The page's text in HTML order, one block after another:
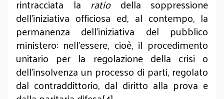
rintracciata la ratio della soppressione
dell’iniziativa officiosa ed, al contempo, la
permanenza dell’iniziativa del pubblico
ministero: nell’essere, cioè, il procedimento
unitario per la regolazione della crisi o
dell’insolvenza un processo di parti, regolato
dal contraddittorio, dal diritto alla prova e